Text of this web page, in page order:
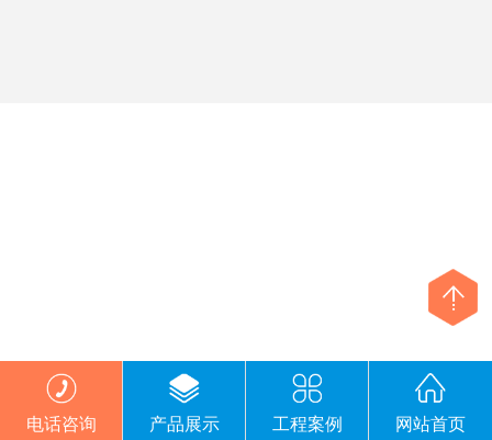
电话咨询 产品展示 工程案例 网站首页